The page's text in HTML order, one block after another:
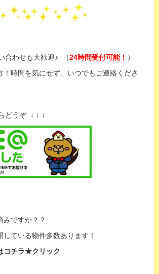
合わせも大歓迎♪ （24時間受付可能！ ）
！時間を気にせず、いつでもご連絡くださ
どうぞ ↓ ↓ ↓
みですか？？
ている物件多数あります！
コチラ★クリック